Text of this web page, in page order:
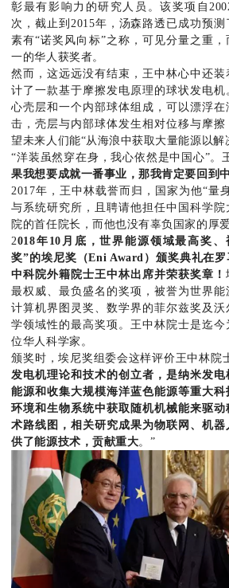
彰最有影响力的研究人员。该奖项自
次，截止到2015年，汤森路透已成功预测
素有“诺奖风向标”之称，可见分量之重
一的华人获奖者。
然而，这远远没有结束，王中林心中还
计了一款基于摩擦发电原理的球状发电
心壳层和一个内部球体组成，可以漂浮
击，壳层与内部球体发生相对位移与摩
望未来人们能“从海浪中获取大量能源以解
“洋装虽然穿在身，我心依然是中国心”。
果我想要成就一番事业，那我肯定要回到
2017年，王中林载誉而归，国家为他“量
与系统研究所，且聘请他担任中国科学
院的首任院长，而他也没有辜负国家的厚爱
2018年 10 月底，世界能源领域最高奖、
奖”的埃尼奖（Eni Award ）颁奖典礼在
中科院外籍院士王中林出席并荣获奖章！
最权威、最负盛名的奖项，被誉为世界
计算机界图灵奖、数学界的菲尔兹奖及
学领域性的最高奖项。王中林院士是迄
位华人科学家。
颁奖时，埃尼奖组委会这样评价王中林院
发电机理论和技术的创立者，是纳米发
能源和收集大规模海洋蓝色能源等重大
环境和生物系统中获取随机机械能来驱
术路线图，相关研究成果为物联网、机
供了能源技术，贡献重大。”